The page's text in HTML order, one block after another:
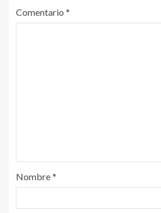
Comentario *
Nombre*